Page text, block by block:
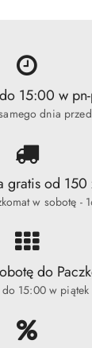
15:00 w
dnia
gratis od 150
w sobotę -
do
15:00 w piątek